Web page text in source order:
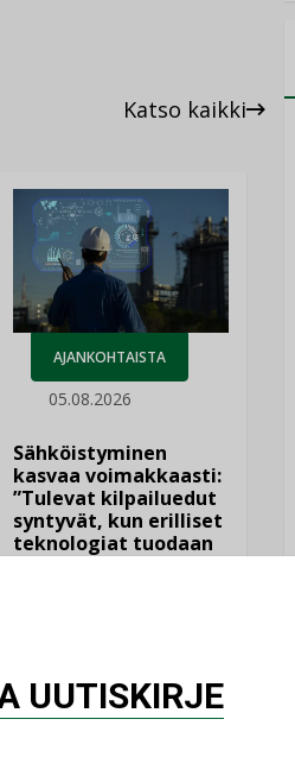
Katso kaikki
AJANKOHTAISTA
05.08.2026
Sähköistyminen
kasvaa voimakkaasti:
”Tulevat kilpailuedut
syntyvät, kun erilliset
teknologiat tuodaan
UUTISKIRJE